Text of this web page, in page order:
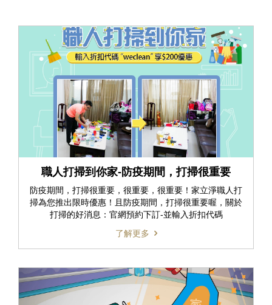
職人打掃到你家-防疫期間，打掃很重要
防疫期間，打掃很重要，很重要，很重要！家立淨職人打
掃為您推出限時優惠！且防疫期間，打掃很重要喔，關於
打掃的好消息：官網預約下訂-並輸入折扣代碼
了解更多